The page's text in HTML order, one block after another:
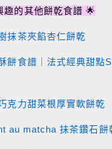
趣的其他餅乾食譜 🌟
抹茶夾餡杏仁餅乾
餅食譜｜法式經典甜點
克力甜菜根厚實軟餅乾
au matcha 抹茶鑽石餅